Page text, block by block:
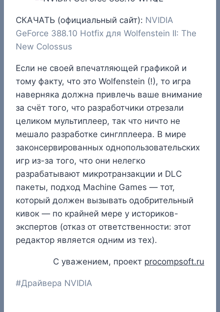
СКАЧАТЬ (официальный сайт): NVIDIA
GeForce 388.10 Hotfix для Wolfenstein II: The
New Colossus
Если не своей впечатляющей графикой и
тому факту, что это Wolfenstein (!), то игра
наверняка должна привлечь ваше внимание
за счёт того, что разработчики отрезали
целиком мультиплеер, так что ничто не
мешало разработке синглплеера. В мире
законсервированных однопользовательских
игр из-за того, что они нелегко
разрабатывают микротранзакции и DLC
пакеты, подход Machine Games — тот,
который должен вызывать одобрительный
кивок — по крайней мере у историков-
экспертов (отказ от ответственности: этот
редактор является одним из тех).
С уважением, проект procompsoft.ru
Метки
#Драйвера NVIDIA